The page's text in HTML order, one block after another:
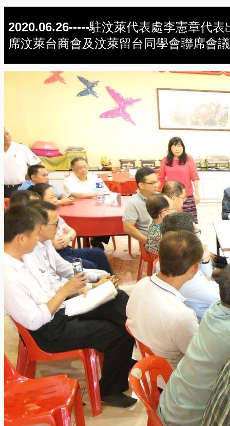
2020.06.26-----駐汶萊代表處李憲章代表
席汶萊台商會及汶萊留台同學會聯席會議